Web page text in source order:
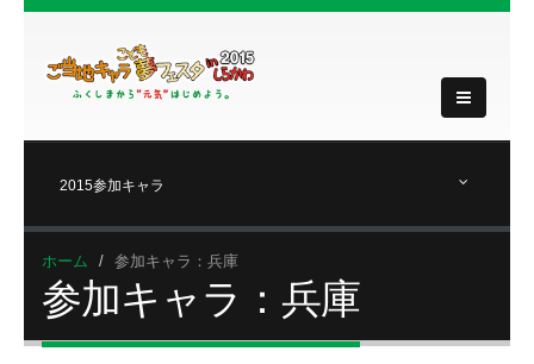
2015参加キャラ
ホーム 参加キャラ：兵庫
参加キャラ：兵庫